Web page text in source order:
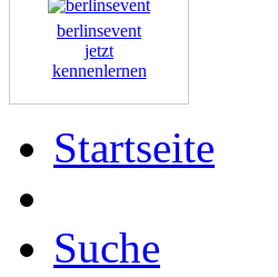
berlinsevent
jetzt
kennenlernen
Startseite
Suche